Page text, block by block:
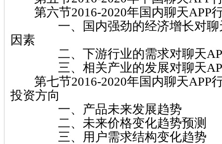
第六节2016-2020年国内聊天APP
一、国内强劲的经济增长对聊天
因素
二、下游行业的需求对聊天APP
三、相关产业的发展对聊天APP
第七节2016-2020年国内聊天APP
投资方向
一、产品未来发展趋势
二、未来价格变化趋势预测
三、用户需求结构变化趋势